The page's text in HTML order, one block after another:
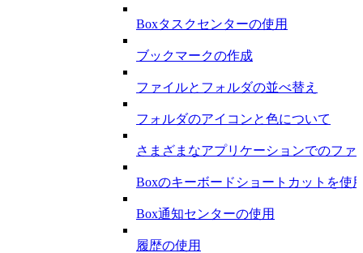
Boxタスクセンターの使用
ブックマークの作成
ファイルとフォルダの並べ替え
フォルダのアイコンと色について
さまざまなアプリケーションでのフ
Boxのキーボードショートカットを使
Box通知センターの使用
履歴の使用